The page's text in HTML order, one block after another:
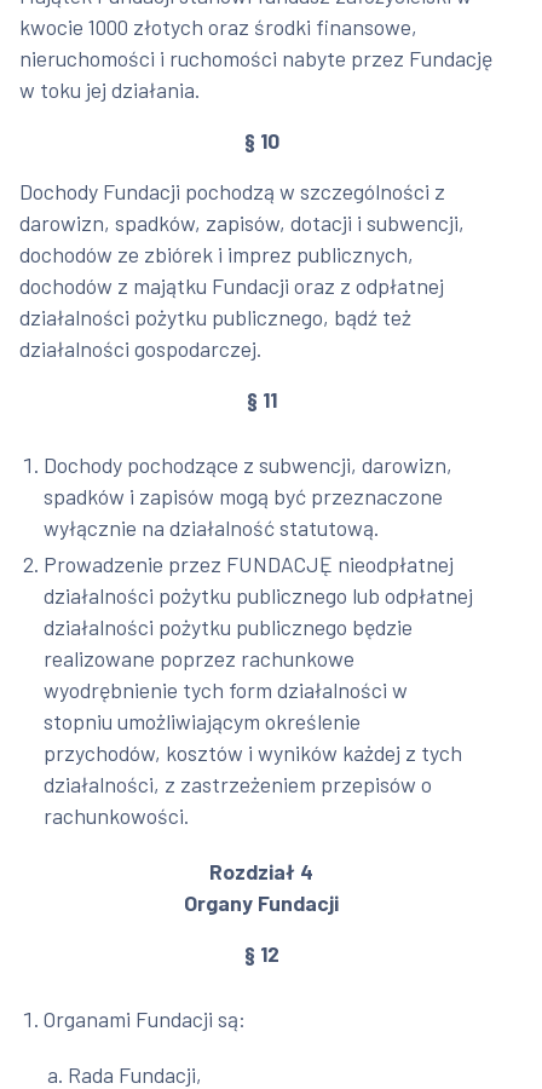
kwocie 1000 złotych oraz środki finansowe,
nieruchomości i ruchomości nabyte przez Fundację
w toku jej działania.
§ 10
Dochody Fundacji pochodzą w szczególności z
darowizn, spadków, zapisów, dotacji i subwencji,
dochodów ze zbiórek i imprez publicznych,
dochodów z majątku Fundacji oraz z odpłatnej
działalności pożytku publicznego, bądź też
działalności gospodarczej.
§ 11
Dochody pochodzące z subwencji, darowizn,
spadków i zapisów mogą być przeznaczone
wyłącznie na działalność statutową.
Prowadzenie przez FUNDACJĘ nieodpłatnej
działalności pożytku publicznego lub odpłatnej
działalności pożytku publicznego będzie
realizowane poprzez rachunkowe
wyodrębnienie tych form działalności w
stopniu umożliwiającym określenie
przychodów, kosztów i wyników każdej z tych
działalności, z zastrzeżeniem przepisów o
rachunkowości.
Rozdział 4
Organy Fundacji
§ 12
Organami Fundacji są:
Rada Fundacji,